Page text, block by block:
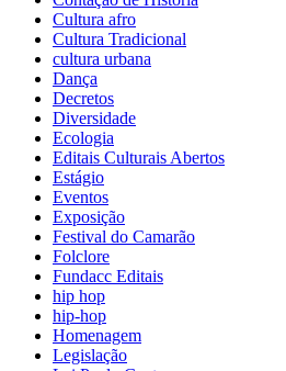
Cultura afro
Cultura Tradicional
cultura urbana
Dança
Decretos
Diversidade
Ecologia
Editais Culturais Abertos
Estágio
Eventos
Exposição
Festival do Camarão
Folclore
Fundacc Editais
hip hop
hip-hop
Homenagem
Legislação